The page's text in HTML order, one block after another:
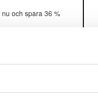
nu och spara 36 %